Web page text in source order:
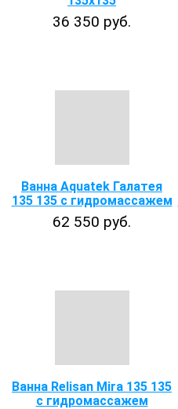
36 350 руб.
Ванна Aquatek Галатея
135 135 с гидромассажем
62 550 руб.
Ванна Relisan Mira 135 135
с гидромассажем